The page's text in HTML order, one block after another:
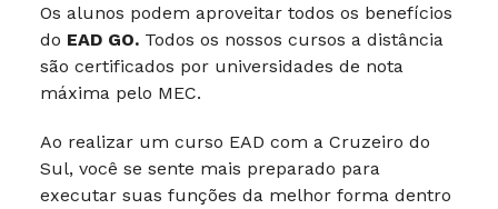
Os alunos podem aproveitar todos os benefícios
do EAD GO. Todos os nossos cursos a distância
são certificados por universidades de nota
máxima pelo MEC.
Ao realizar um curso EAD com a Cruzeiro do
Sul, você se sente mais preparado para
executar suas funções da melhor forma dentro